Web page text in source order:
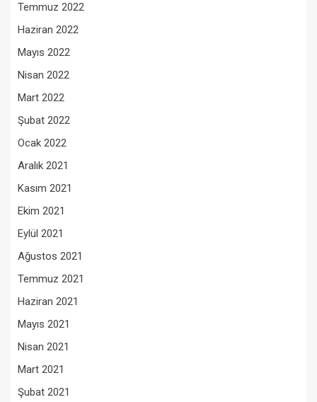
Temmuz 2022
Haziran 2022
Mayıs 2022
Nisan 2022
Mart 2022
Şubat 2022
Ocak 2022
Aralık 2021
Kasım 2021
Ekim 2021
Eylül 2021
Ağustos 2021
Temmuz 2021
Haziran 2021
Mayıs 2021
Nisan 2021
Mart 2021
Şubat 2021